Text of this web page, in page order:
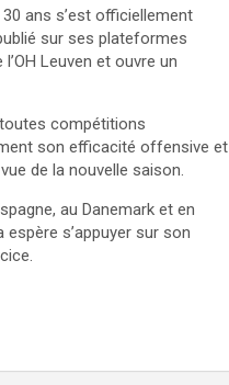
ans s’est officiellement
sur ses plateformes
Leuven et ouvre un
compétitions
son efficacité offensive et
de la nouvelle saison.
au Danemark et en
s’appuyer sur son